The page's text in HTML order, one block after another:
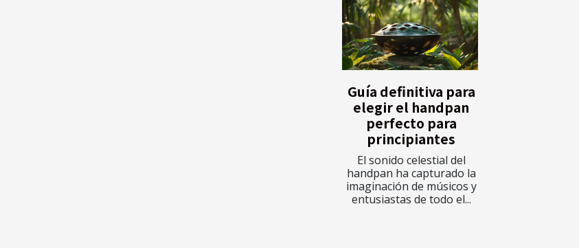
Guía definitiva para
elegir el handpan
perfecto para
principiantes
El sonido celestial del
handpan ha capturado la
imaginación de músicos y
entusiastas de todo el...